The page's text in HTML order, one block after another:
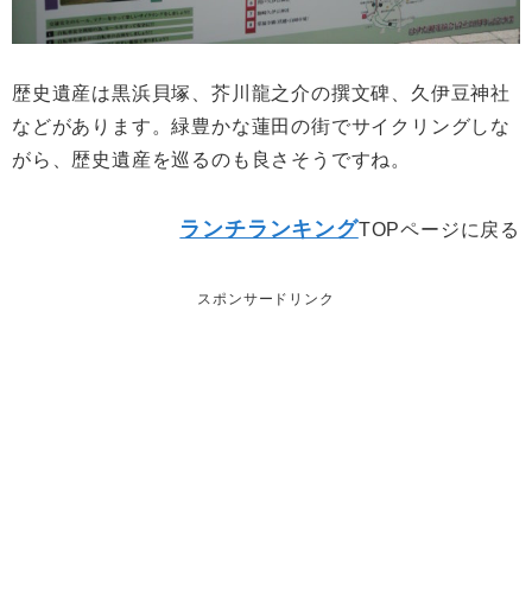
歴史遺産は黒浜貝塚、芥川龍之介の撰文碑、久伊豆神社
などがあります。緑豊かな蓮田の街でサイクリングしな
がら、歴史遺産を巡るのも良さそうですね。
ランチランキングTOPページに戻る
スポンサードリンク